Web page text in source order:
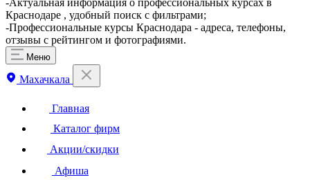
-Актуальная информация о профессиональных курсах в
Краснодаре , удобный поиск с фильтрами;
-Профессиональные курсы Краснодара - адреса, телефоны,
отзывы с рейтингом и фотографиями.
Меню
Махачкала
Главная
Каталог фирм
Акции/скидки
Афиша